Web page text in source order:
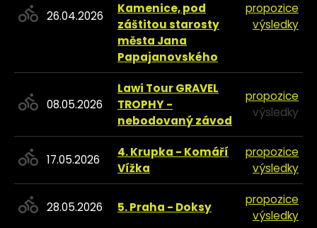
26.04.2026
Kamenice, pod
záštitou starosty
města Jana
Papajanovského
propozice
výsledky
08.05.2026
Lawi Tour GRAVEL
TROPHY -
nebodovaný závod
propozice
výsledky
17.05.2026
4. Krupka - Komáří
Vížka
propozice
výsledky
28.05.2026 5. Praha - Doksy
propozice
výsledky